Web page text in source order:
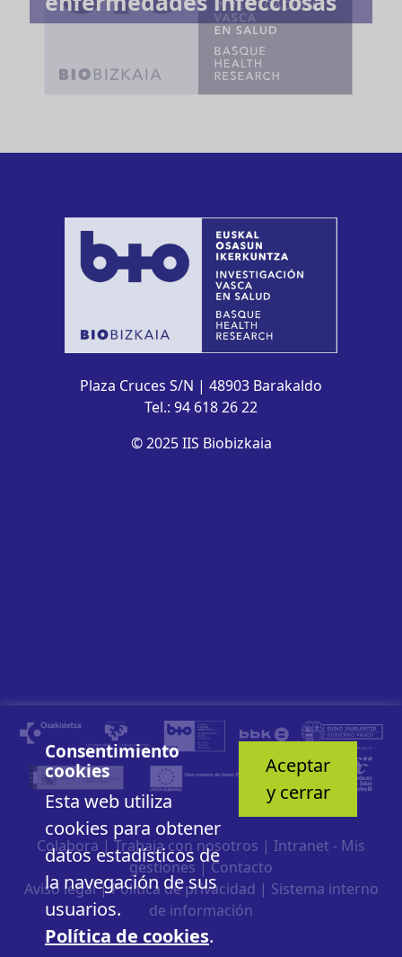
Plaza Cruces S/N | 48903 Barakaldo
Tel.: 94 618 26 22
© 2025 IIS Biobizkaia
Consentimiento
cookies
Esta web utiliza
cookies para obtener
datos estadísticos de
la navegación de sus
usuarios.
Política de cookies.
Aceptar
y cerrar
Colabora | Trabaja con nosotros | Intranet - Mis
gestiones |Contacto
Aviso legal|Política de privacidad | Sistema interno
de información